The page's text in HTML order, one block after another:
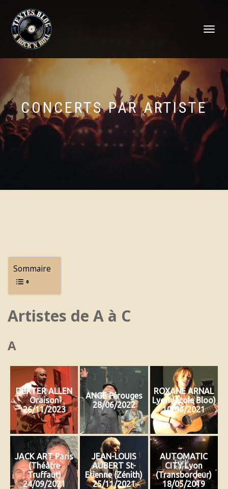
DÉPLIER
CONCERTS PAR ARTISTE
Sommaire
Artistes de A à C
A
DEXTER ALLEN
Oraison
26/11/2023
ANGE Pérouges
28/06/2022
ROXANE ARNAL
Lyon (école Bloo)
10/06/2021
JACK ART Paris
(Théâtre
Truffaut)
24/09/2021
JEAN-LOUIS
AUBERT St-
Etienne (Zénith)
25/11/2021
AUTOMATIC
CITY Lyon
(Transbordeur)
18/05/2019